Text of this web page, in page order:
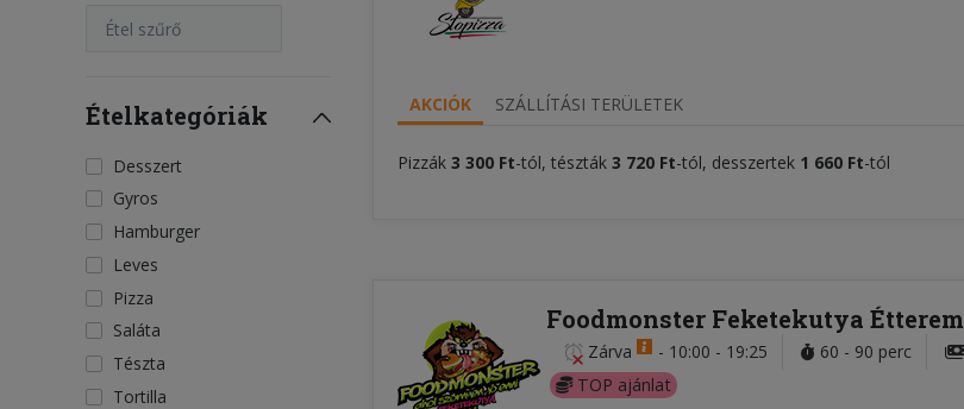
Étel szűrő
Ételkategóriák
Desszert
Gyros
Hamburger
Leves
Pizza
Saláta
Tészta
Tortilla
AKCIÓK SZÁLLÍTÁSI TERÜLETEK
Pizzák 3 300 Ft-tól, tészták 3 720 Ft-tól, desszertek 1 660 Ft-tól
Foodmonster Feketekutya Étterem
Zárva - 10:00 - 19:25 60 - 90 perc
TOP ajánlat